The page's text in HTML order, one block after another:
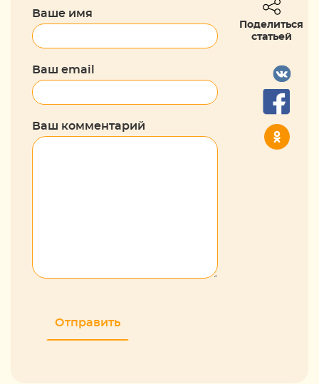
Ваше имя
Ваш email
Ваш комментарий
Поделиться
статьей